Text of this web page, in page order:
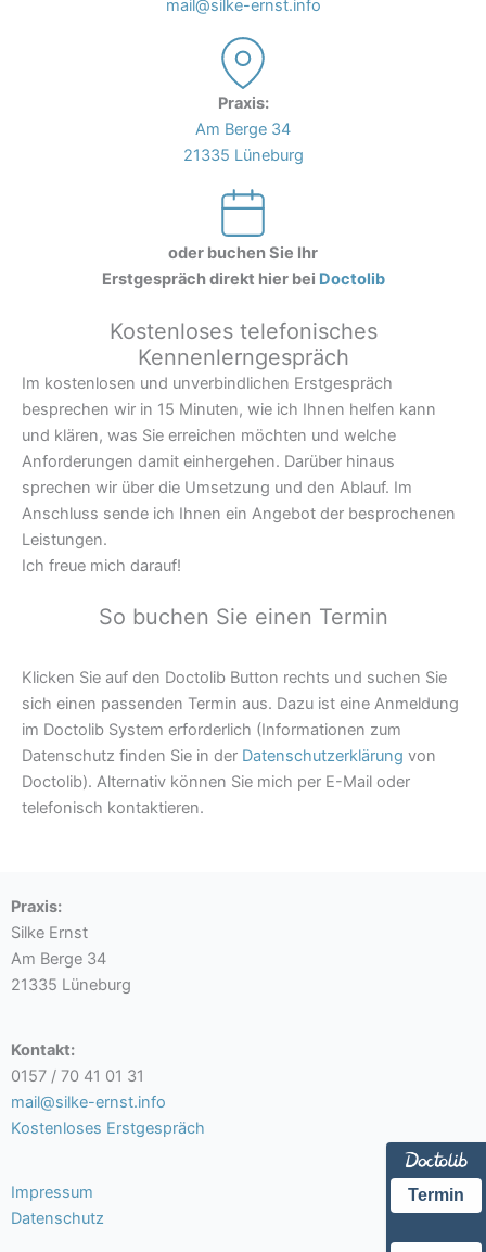
mail@silke-ernst.info
Praxis:
Am Berge 34
21335 Lüneburg
oder buchen Sie Ihr
Erstgespräch direkt hier bei Doctolib
Kostenloses telefonisches
Kennenlerngespräch
Im kostenlosen und unverbindlichen Erstgespräch
besprechen wir in 15 Minuten, wie ich Ihnen helfen kann
und klären, was Sie erreichen möchten und welche
Anforderungen damit einhergehen. Darüber hinaus
sprechen wir über die Umsetzung und den Ablauf. Im
Anschluss sende ich Ihnen ein Angebot der besprochenen
Leistungen.
Ich freue mich darauf!
So buchen Sie einen Termin
Klicken Sie auf den Doctolib Button rechts und suchen Sie
sich einen passenden Termin aus. Dazu ist eine Anmeldung
im Doctolib System erforderlich (Informationen zum
Datenschutz finden Sie in der Datenschutzerklärung von
Doctolib). Alternativ können Sie mich per E-Mail oder
telefonisch kontaktieren.
Termin
Praxis:
Silke Ernst
Am Berge 34
21335 Lüneburg
Kontakt:
0157 / 70 41 01 31
mail@silke-ernst.info
Kostenloses Erstgespräch
Impressum
Datenschutz